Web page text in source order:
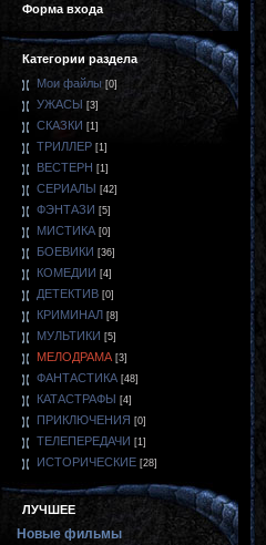
Форма входа
Категории раздела
Мои файлы [0]
УЖАСЫ [3]
СКАЗКИ [1]
ТРИЛЛЕР [1]
ВЕСТЕРН [1]
СЕРИАЛЫ [42]
ФЭНТАЗИ [5]
МИСТИКА [0]
БОЕВИКИ [36]
КОМЕДИИ [4]
ДЕТЕКТИВ [0]
КРИМИНАЛ [8]
МУЛЬТИКИ [5]
МЕЛОДРАМА [3]
ФАНТАСТИКА [48]
КАТАСТРАФЫ [4]
ПРИКЛЮЧЕНИЯ [0]
ТЕЛЕПЕРЕДАЧИ [1]
ИСТОРИЧЕСКИЕ [28]
ЛУЧШЕЕ
Новые фильмы